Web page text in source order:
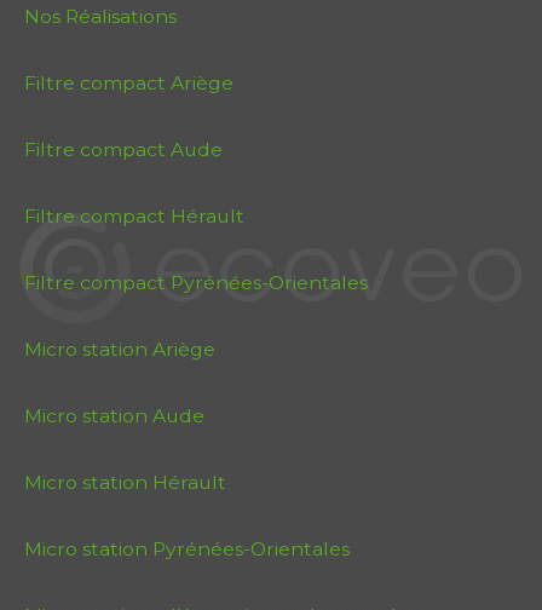
Nos Réalisations
Filtre compact Ariège
Filtre compact Aude
Filtre compact Hérault
Filtre compact Pyrénées-Orientales
Micro station Ariège
Micro station Aude
Micro station Hérault
Micro station Pyrénées-Orientales